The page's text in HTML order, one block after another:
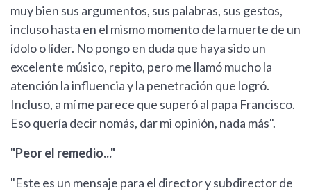
muy bien sus argumentos, sus palabras, sus gestos,
incluso hasta en el mismo momento de la muerte de un
ídolo o líder. No pongo en duda que haya sido un
excelente músico, repito, pero me llamó mucho la
atención la influencia y la penetración que logró.
Incluso, a mí me parece que superó al papa Francisco.
Eso quería decir nomás, dar mi opinión, nada más".
"Peor el remedio..."
"Este es un mensaje para el director y subdirector de